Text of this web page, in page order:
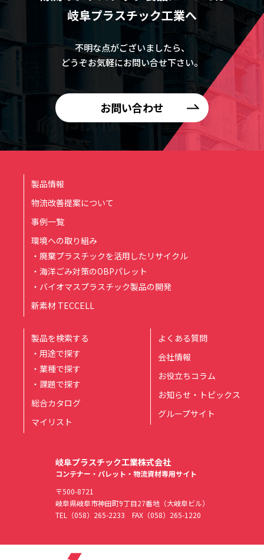
岐阜プラスチック工業へ
不明な点がございましたら、
どうぞお気軽にお問い合せ下さい。
お問い合わせ
製品情報
物流改善提案について
事例一覧
環境への取り組み
・廃棄プラスチックを活用したリサイクル
・海洋ごみ対策のOBPパレット
・バイオマスプラスチック製品の開発
新素材 TECCELL
製品を検索する
・用途で探す
・業種で探す
・課題で探す
総合カタログ
マイリスト
よくある質問
会社情報
お役立ちコラム
お知らせ・トピックス
グループサイト
岐阜プラスチック工業株式会社
コンテナー・パレット・物流資材専用サイト
〒500-8721
岐阜県岐阜市神田町9丁目27番地（大岐阜ビル）
TEL
（058）265-2233 FAX（058）265-1220